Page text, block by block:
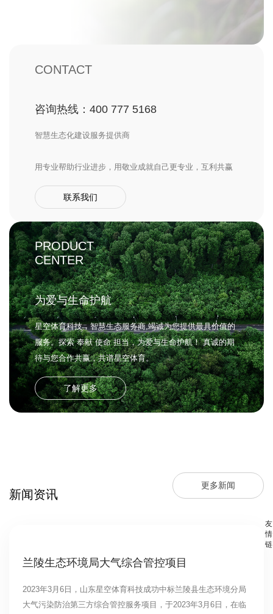
CONTACT
咨询热线：400 777 5168
智慧生态化建设服务提供商
用专业帮助行业进步，用敬业成就自己更专业，互利共赢
联系我们
PRODUCT
CENTER
为爱与生命护航
星空体育科技，智慧生态服务商,竭诚为您提供最具价值的
服务。探索 奉献 使命 担当，为爱与生命护航！ 真诚的期
待与您合作共赢，共谱星空体育。
了解更多
新闻资讯
更多新闻
兰陵生态环境局大气综合管控项目
2023年3月6日，山东星空体育科技成功中标兰陵县生态环境分局
大气污染防治第三方综合管控服务项目，于2023年3月6日，在临
友
情
链